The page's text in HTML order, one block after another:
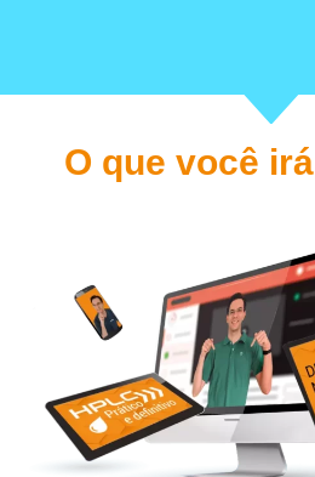
O que você irá